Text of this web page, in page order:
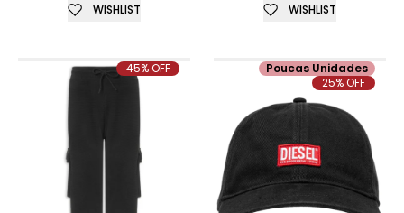
WISHLIST WISHLIST
45% OFF
Poucas Unidades
25% OFF